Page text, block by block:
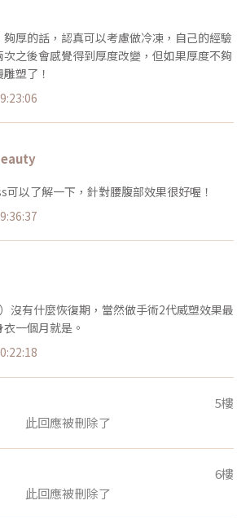
厚的話，認真可以考慮做冷凍，自己的經驗
之後會感覺得到厚度改變，但如果厚度不夠
塑了！
以了解一下，針對腰腹部效果很好喔！
沒有什麼恢復期，當然做手術2代威塑效果最
一個月就是。
5樓
此回應被刪除了
6樓
此回應被刪除了